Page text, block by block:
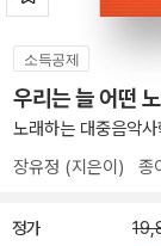
소득공제
우리는 늘 어떤
노래하는 대중음악
장유정 (지은이) 종
정가